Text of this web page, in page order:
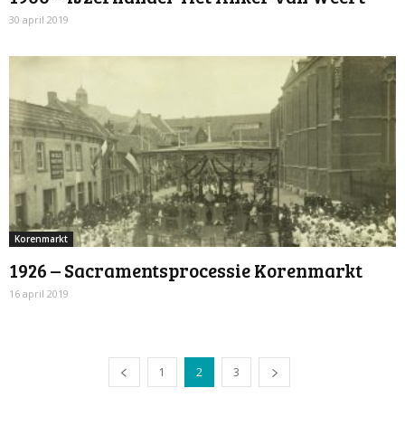
30 april 2019
Korenmarkt
1926 – Sacramentsprocessie Korenmarkt
16 april 2019
1 2 3